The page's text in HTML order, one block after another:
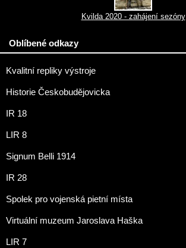
Kvilda 2020 - zahájení sezóny
Oblíbené odkazy
Kvalitní repliky výstroje
Historie Českobudějovicka
IR 18
LIR 8
Signum Belli 1914
IR 28
Spolek pro vojenská pietní místa
Virtuální muzeum Jaroslava Haška
LIR 7